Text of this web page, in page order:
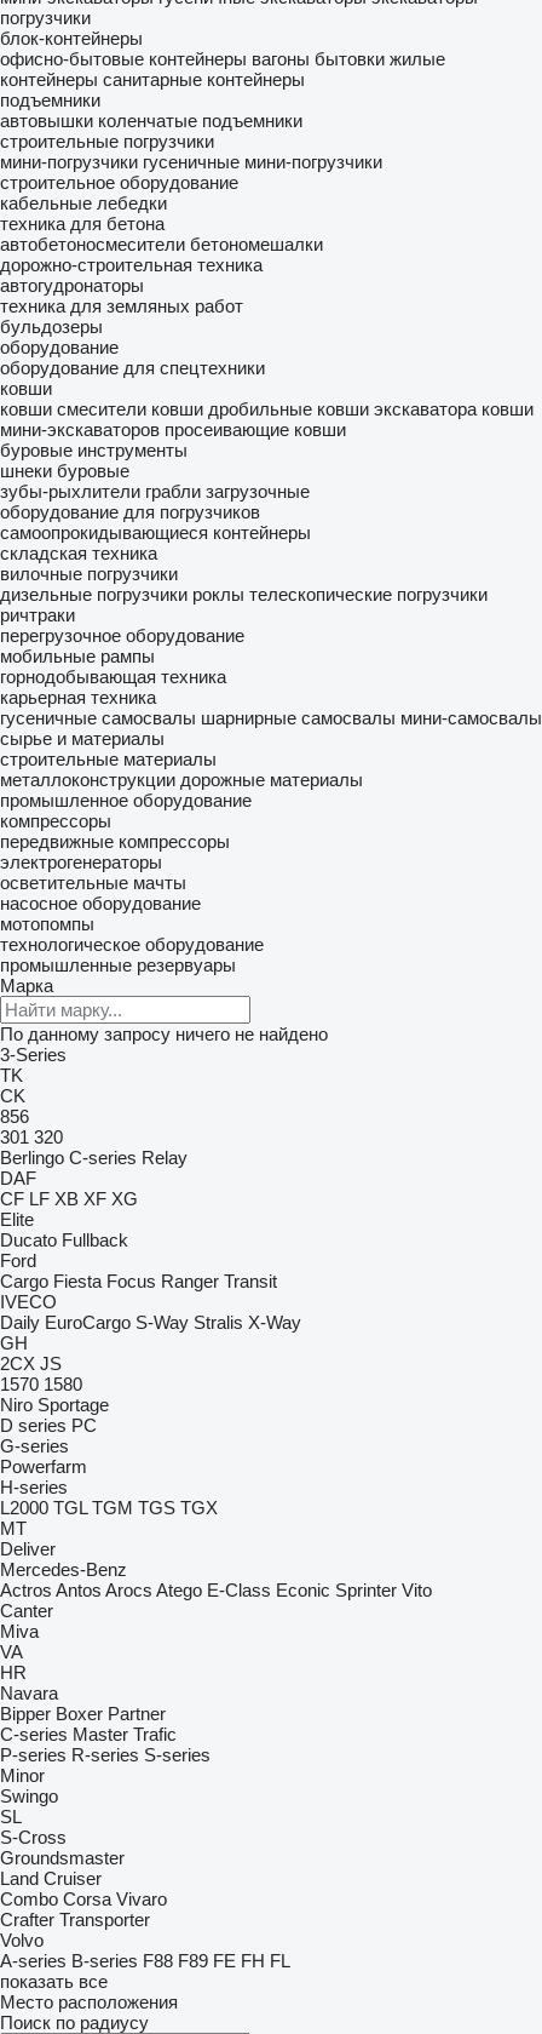
погрузчики
блок-контейнеры
офисно-бытовые контейнеры вагоны бытовки жилые
контейнеры санитарные контейнеры
подъемники
автовышки коленчатые подъемники
строительные погрузчики
мини-погрузчики гусеничные мини-погрузчики
строительное оборудование
кабельные лебедки
техника для бетона
автобетоносмесители бетономешалки
дорожно-строительная техника
автогудронаторы
техника для земляных работ
бульдозеры
оборудование
оборудование для спецтехники
ковши
ковши смесители ковши дробильные ковши экскаватора ковши
мини-экскаваторов просеивающие ковши
буровые инструменты
шнеки буровые
зубы-рыхлители грабли загрузочные
оборудование для погрузчиков
самоопрокидывающиеся контейнеры
складская техника
вилочные погрузчики
дизельные погрузчики роклы телескопические погрузчики
ричтраки
перегрузочное оборудование
мобильные рампы
горнодобывающая техника
карьерная техника
гусеничные самосвалы шарнирные самосвалы мини-самосвалы
сырье и материалы
строительные материалы
металлоконструкции дорожные материалы
промышленное оборудование
компрессоры
передвижные компрессоры
электрогенераторы
осветительные мачты
насосное оборудование
мотопомпы
технологическое оборудование
промышленные резервуары
Марка
По данному запросу ничего не найдено
3-Series
TK
CK
856
301 320
Berlingo C-series Relay
DAF
CF LF XB XF XG
Elite
Ducato Fullback
Ford
Cargo Fiesta Focus Ranger Transit
IVECO
Daily EuroCargo S-Way Stralis X-Way
GH
2CX JS
1570 1580
Niro Sportage
D series PC
G-series
Powerfarm
H-series
L2000 TGL TGM TGS TGX
MT
Deliver
Mercedes-Benz
Actros Antos Arocs Atego E-Class Econic Sprinter Vito
Canter
Miva
VA
HR
Navara
Bipper Boxer Partner
C-series Master Trafic
P-series R-series S-series
Minor
Swingo
SL
S-Cross
Groundsmaster
Land Cruiser
Combo Corsa Vivaro
Crafter Transporter
Volvo
A-series B-series F88 F89 FE FH FL
показать все
Место расположения
Поиск по радиусу